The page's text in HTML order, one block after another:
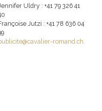
Uldry : +41 79 326 41
Jutzi : +41 78 636 04
romand.ch